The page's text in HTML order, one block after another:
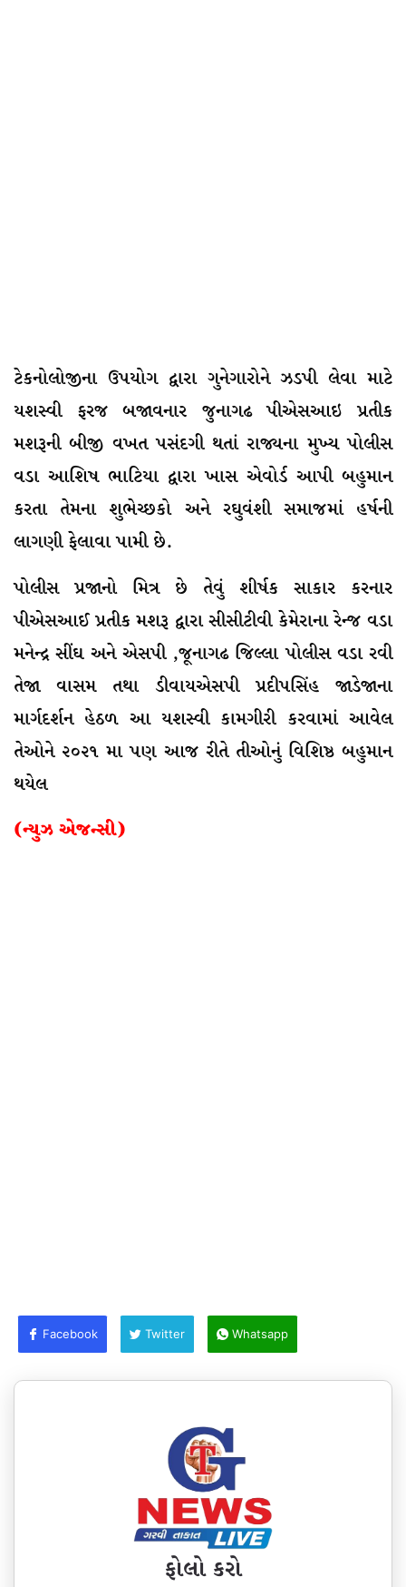
ટેકનોલોજીના ઉપયોગ દ્વારા ગુનેગારોને ઝડપી લેવા માટે
યશસ્વી ફરજ બજાવનાર જુનાગઢ પીએસઆઇ પ્રતીક
મશરૂની બીજી વખત પસંદગી થતાં રાજ્યના મુખ્ય પોલીસ
વડા આશિષ ભાટિયા દ્વારા ખાસ એવોર્ડ આપી બહુમાન
કરતા તેમના શુભેચ્છકો અને રઘુવંશી સમાજમાં હર્ષની
લાગણી ફેલાવા પામી છે.
પોલીસ પ્રજાનો મિત્ર છે તેવું શીર્ષક સાકાર કરનાર
પીએસઆઈ પ્રતીક મશરૂ દ્વારા સીસીટીવી કેમેરાના રેન્જ વડા
મનેન્દ્ર સીંઘ અને એસપી ,જૂનાગઢ જિલ્લા પોલીસ વડા રવી
તેજા વાસમ તથા ડીવાયએસપી પ્રદીપસિંહ જાડેજાના
માર્ગદર્શન હેઠળ આ યશસ્વી કામગીરી કરવામાં આવેલ
તેઓને ૨૦૨૧ મા પણ આજ રીતે તીઓનું વિશિષ્ઠ બહુમાન
થયેલ
(ન્યુઝ એજન્સી)
Facebook Twitter Whatsapp
ફોલો કરો